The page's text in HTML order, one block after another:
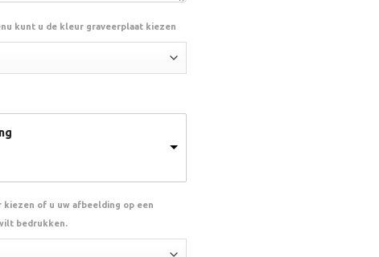
kunt u de kleur graveerplaat kiezen
kiezen of u uw afbeelding op een
bedrukken.